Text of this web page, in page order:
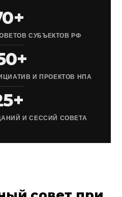
СУБЪЕКТОВ РФ
И ПРОЕКТОВ НПА
И СЕССИЙ СОВЕТА